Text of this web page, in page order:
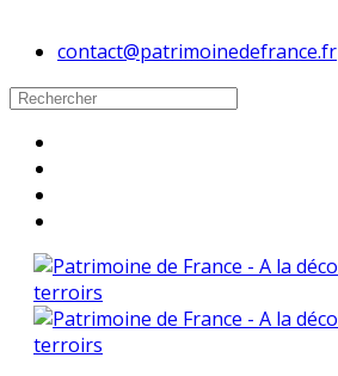
contact@patrimoinedefrance.fr